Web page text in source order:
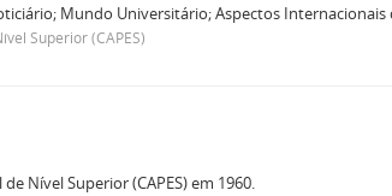
Mundo Universitário; Aspectos Internacionais
Superior (CAPES)
Nível Superior (CAPES) em 1960.